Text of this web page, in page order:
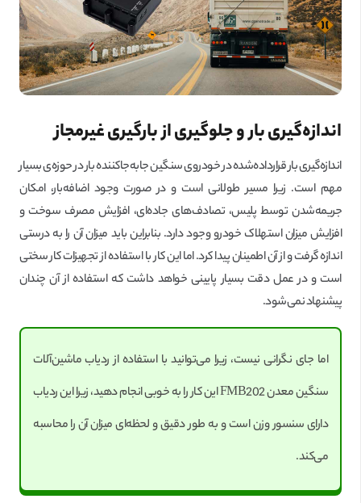
اندازه‌گیری بار و جلوگیری از بارگیری غیرمجاز
اندازه‌گیری بار قرارداده‌شده در خودروی سنگین جابه‌جا‌کننده بار در حوزه‌ی بسیار
مهم است. زیرا مسیر طولانی است و در صورت وجود اضافه‌بار، امکان
جریمه‌شدن توسط پلیس، تصادف‌های جاده‌ای، افزایش مصرف سوخت و
افزایش میزان استهلاک خودرو وجود دارد. بنابراین باید میزان آن را به درستی
اندازه گرفت و از آن اطمینان پیدا کرد. اما این کار با استفاده از تجهیزات کار سختی
است و در عمل دقت بسیار پایینی خواهد داشت که استفاده از آن چندان
پیشنهاد نمی‌شود.
اما جای نگرانی نیست، زیرا می‌توانید با استفاده از ردیاب ماشین‌آلات
سنگین معدن FMB202 این کار را به خوبی انجام دهید، زیرا این ردیاب
دارای سنسور وزن است و به طور دقیق و لحظه‌ای میزان آن را محاسبه
می‌کند.